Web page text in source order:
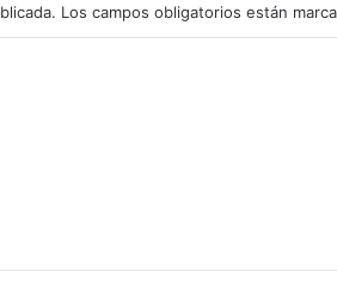
Los campos obligatorios están